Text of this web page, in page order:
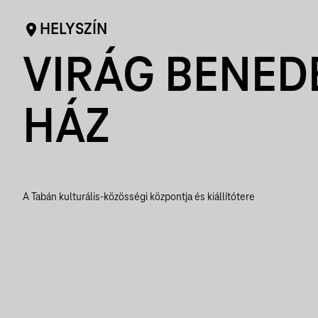
HELYSZÍN
VIRÁG
HÁZ
A Tabán kulturális-közösségi központja és kiállítótere